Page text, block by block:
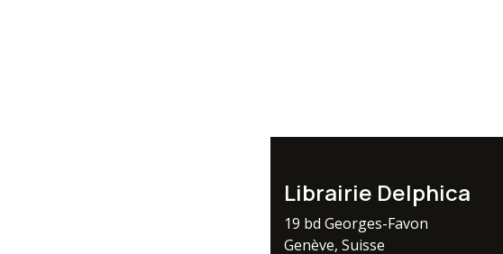
Librairie Delphica
19 bd Georges-Favon
Genève, Suisse